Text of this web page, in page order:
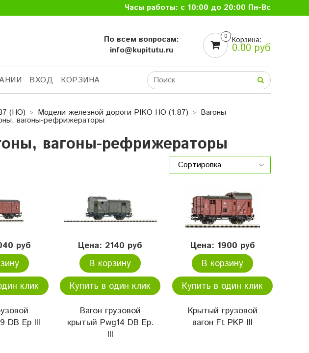
Часы работы: с 10:00 до 20:00 Пн-Вс
По всем вопросам:
info@kupitutu.ru
0 Корзина:
0.00 руб
ВХОД КОРЗИНА
(HO) Модели железной дороги PIKO HO (1:87) Вагоны
вагоны-рефрижераторы
вагоны-рефрижераторы
руб
клик
DB Ep III
Цена: 2140 руб
В корзину
Купить в один клик
Вагон грузовой
крытый Pwg14 DB Ep.
III
Цена: 1900 руб
В корзину
Купить в один клик
Крытый грузовой
вагон Ft PKP III